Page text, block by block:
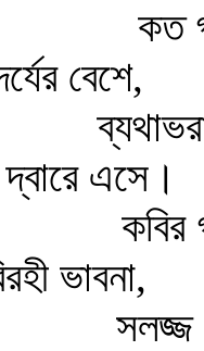
কত
বেশে,
এসে।
কবির
ভাবনা,
সলজ্জ